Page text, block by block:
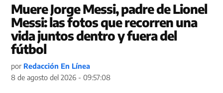
Muere Jorge Messi, padre de Lionel
Messi: las fotos que recorren una
vida juntos dentro y fuera del
fútbol
por Redacción En Línea
8 de agosto del 2026 - 09:57:08